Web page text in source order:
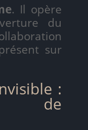
. Il opère
du
sur
:
de